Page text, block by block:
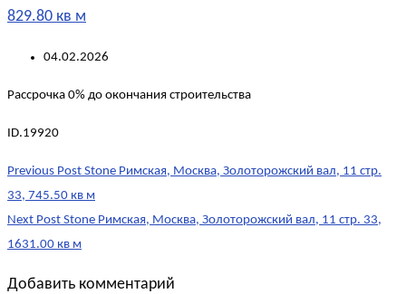
829.80 кв м
04.02.2026
Рассрочка 0% до окончания строительства
ID.19920
Post
navigation
Previous Post Stone Римская, Москва, Золоторожский вал, 11 стр.
33, 745.50 кв м
Next Post Stone Римская, Москва, Золоторожский вал, 11 стр. 33,
1631.00 кв м
Добавить комментарий